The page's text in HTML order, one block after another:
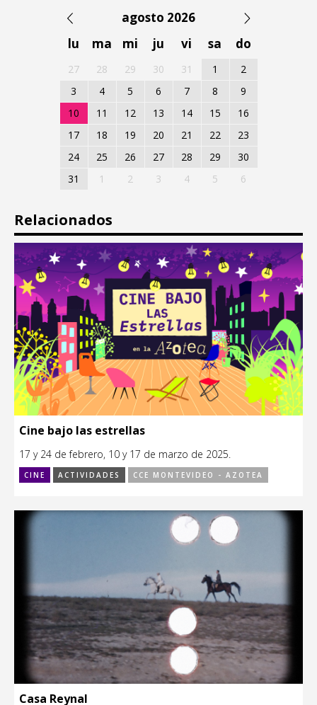
agosto 2026
lu
ma mi ju vi sa do
27 28 29 30 31 1
2
3
4 5 6 7 8
9
10
11 12 13 14 15
16
17
18 19 20 21 22
23
24
25 26 27 28 29
30
31
1 2 3 4 5 6
Relacionados
Cine bajo las estrellas
17 y 24 de febrero, 10 y 17 de marzo de 2025.
CINE ACTIVIDADES CCE MONTEVIDEO - AZOTEA
Casa Reynal